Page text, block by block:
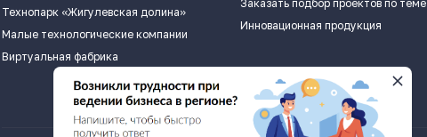
Технопарк «Жигулевская долина»
Малые технологические компании
Виртуальная фабрика
Заказать подбор проектов по теме
Инновационная продукция